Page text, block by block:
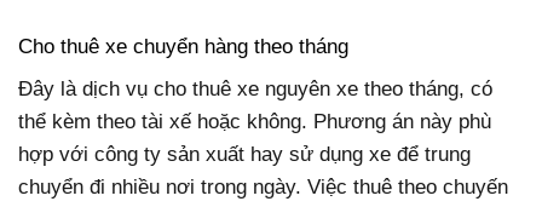
Cho thuê xe chuyển hàng theo tháng
Đây là dịch vụ cho thuê xe nguyên xe theo tháng, có
thể kèm theo tài xế hoặc không. Phương án này phù
hợp với công ty sản xuất hay sử dụng xe để trung
chuyển đi nhiều nơi trong ngày. Việc thuê theo chuyến